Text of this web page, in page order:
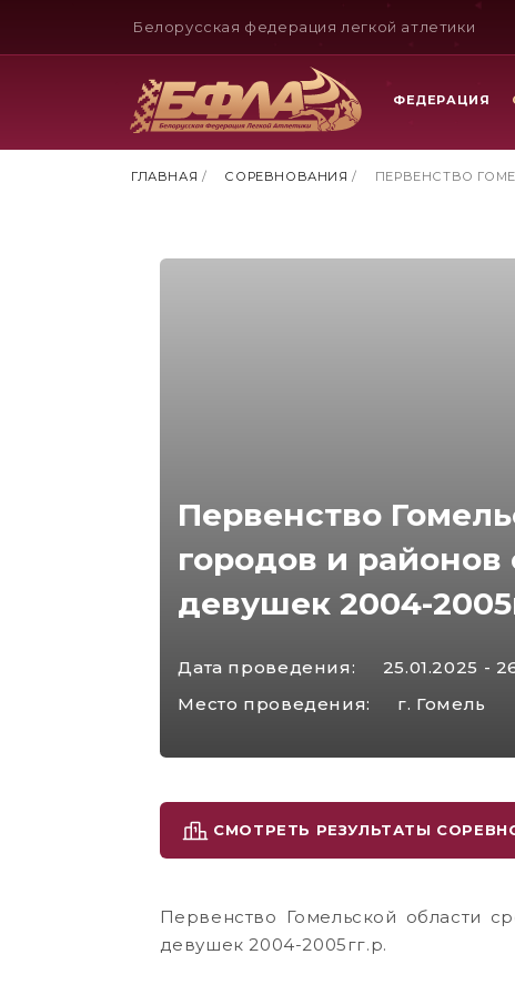
Белорусская федерация легкой атлетики
ФЕДЕРАЦИЯ
ГЛАВНАЯ / СОРЕВНОВАНИЯ / ПЕРВЕНСТВО
Первенство
городов и
девушек 2004-
Дата проведения:
25.01.2025 -
Место проведения:
г. Гомель
СМОТРЕТЬ РЕЗУЛЬТАТЫ
Первенство Гомельской области
девушек 2004-2005гг.р.